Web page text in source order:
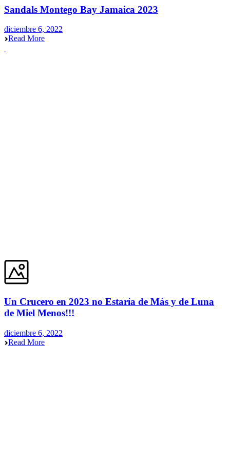
Sandals Montego Bay Jamaica 2023
diciembre 6, 2022
Read More
Un Crucero en 2023 no Estaría de Más y de Luna
de Miel Menos!!!
diciembre 6, 2022
Read More